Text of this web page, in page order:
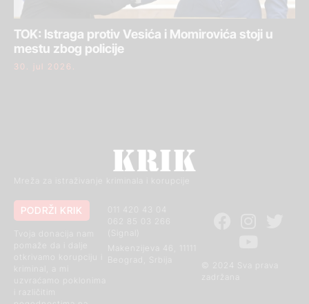
TOK: Istraga protiv Vesića i Momirovića stoji u
mestu zbog policije
30. jul 2026.
Mreža za istraživanje kriminala i korupcije
© 2024 Sva prava
011 420 43 04
Makenzijeva 46, 11111
PODRŽI KRIK
otkrivamo korupciju i
kriminal, a mi
uzvraćamo poklonima
i različitim